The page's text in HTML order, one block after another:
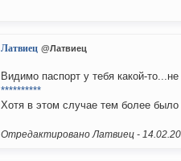
Латвиец @Латвиец
Видимо паспорт у тебя какой-
**********
Хотя в этом случае тем более
Отредактировано Латвиец -